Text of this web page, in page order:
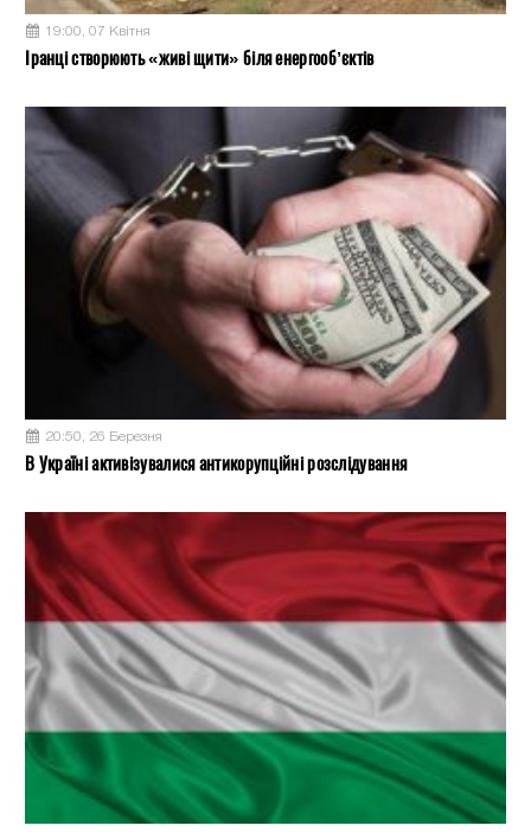
19:00, 07 Квітня
Іранці створюють «живі щити» біля енергооб’єктів
20:50, 26 Березня
В Україні активізувалися антикорупційні розслідування